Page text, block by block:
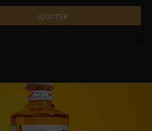
AJOUTER